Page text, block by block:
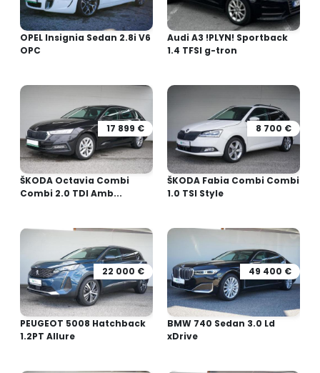
OPEL Insignia Sedan 2.8i V6
OPC
Audi A3 !PLYN! Sportback
1.4 TFSI g-tron
17 899 €
ŠKODA Octavia Combi
Combi 2.0 TDI Amb...
8 700 €
ŠKODA Fabia Combi Combi
1.0 TSI Style
22 000 €
PEUGEOT 5008 Hatchback
1.2PT Allure
49 400 €
BMW 740 Sedan 3.0 Ld
xDrive